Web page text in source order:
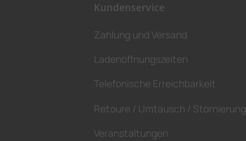
Kundenservice
Zahlung und Versand
Ladenöffnungszeiten
Telefonische Erreichbarkeit
Retoure / Umtausch / Stornierung
Veranstaltungen